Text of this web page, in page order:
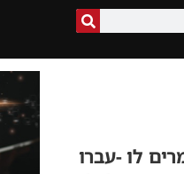
לו -עברו